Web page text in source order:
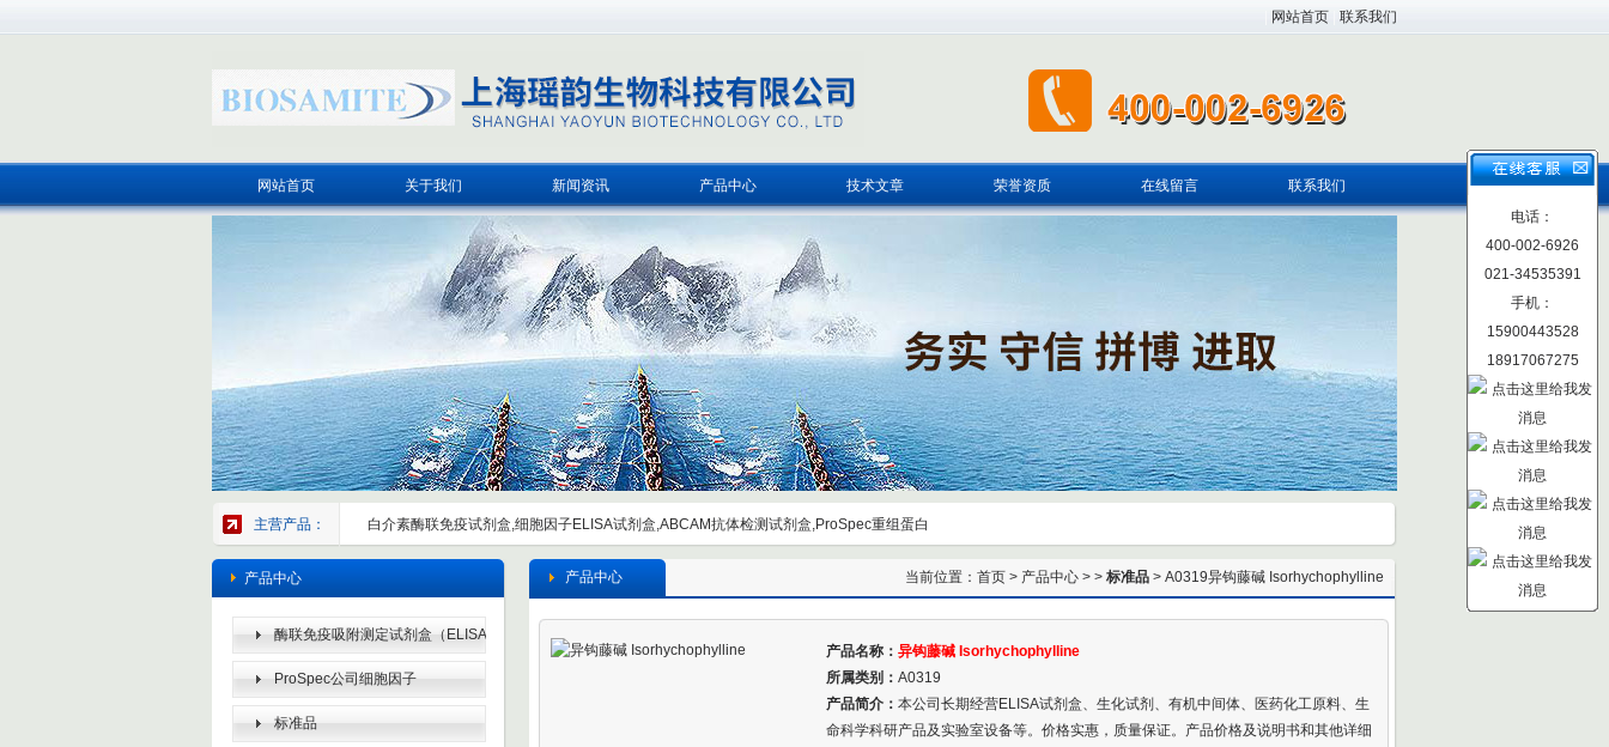
网站首页 联系我们
网站首页 关于我们 新闻资讯 产品中心 技术文章 荣誉资质 在线留言 联系我们
主营产品： 白介素酶联免疫试剂盒,细胞因子ELISA试剂盒,ABCAM抗体检测试剂盒,ProSpec重组蛋白
产品中心
酶联免疫吸附测定试剂盒（ELISA
KIT） ProSpec公司细胞因子
标准品
当前位置： 首页 > 产品中心 > > 标准品 > A0319异钩藤碱 Isorhychophylline
产品中心
产品名称： 异钩藤碱 Isorhychophylline
所属类别： A0319
产品简介： 本公司长期经营ELISA试剂盒、生化试剂、有机中间体、医药化工原料、生
命科学科研产品及实验室设备等。价格实惠，质量保证。产品价格及说明书和其他详细
电话：
400-002-6926
021-34535391
手机：
15900443528
18917067275